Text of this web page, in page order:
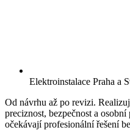
Elektroinstalace Praha a
Od návrhu až po revizi.
preciznost, bezpečnost a
očekávají profesionální řešení